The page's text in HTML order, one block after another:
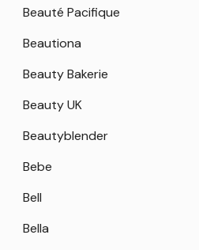
Beauté Pacifique
Beautiona
Beauty Bakerie
Beauty UK
Beautyblender
Bebe
Bell
Bella